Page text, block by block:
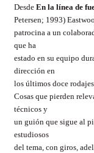
Desde En la línea de
Petersen; 1993)
patrocina a un
que ha
estado en su equipo
dirección en
los últimos doce
Cosas que pierden
técnicos y
un guión que sigue al
estudiosos
del tema, con giros,